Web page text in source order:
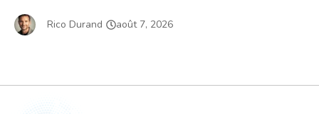
Rico Durand août 7, 2026